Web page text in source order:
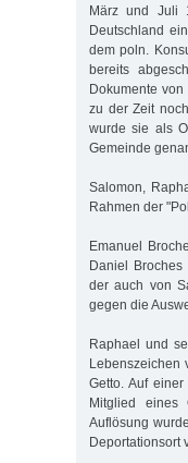
März und Juli
Deutschland
dem poln.
bereits
Dokumente
zu der Zeit
wurde sie als
Gemeinde
Salomon,
Rahmen der
Emanuel
Daniel Broches
der auch von
gegen die
Raphael und
Lebenszeichen
Getto. Auf
Mitglied eines
Auflösung
Deportationsort